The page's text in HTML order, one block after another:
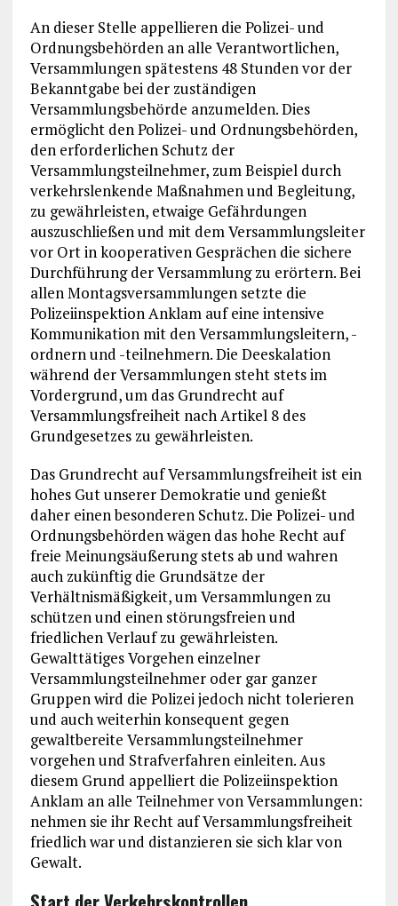
An dieser Stelle appellieren die Polizei- und
Ordnungsbehörden an alle Verantwortlichen,
Versammlungen spätestens 48 Stunden vor der
Bekanntgabe bei der zuständigen
Versammlungsbehörde anzumelden. Dies
ermöglicht den Polizei- und Ordnungsbehörden,
den erforderlichen Schutz der
Versammlungsteilnehmer, zum Beispiel durch
verkehrslenkende Maßnahmen und Begleitung,
zu gewährleisten, etwaige Gefährdungen
auszuschließen und mit dem Versammlungsleiter
vor Ort in kooperativen Gesprächen die sichere
Durchführung der Versammlung zu erörtern. Bei
allen Montagsversammlungen setzte die
Polizeiinspektion Anklam auf eine intensive
Kommunikation mit den Versammlungsleitern, -
ordnern und -teilnehmern. Die Deeskalation
während der Versammlungen steht stets im
Vordergrund, um das Grundrecht auf
Versammlungsfreiheit nach Artikel 8 des
Grundgesetzes zu gewährleisten.
Das Grundrecht auf Versammlungsfreiheit ist ein
hohes Gut unserer Demokratie und genießt
daher einen besonderen Schutz. Die Polizei- und
Ordnungsbehörden wägen das hohe Recht auf
freie Meinungsäußerung stets ab und wahren
auch zukünftig die Grundsätze der
Verhältnismäßigkeit, um Versammlungen zu
schützen und einen störungsfreien und
friedlichen Verlauf zu gewährleisten.
Gewalttätiges Vorgehen einzelner
Versammlungsteilnehmer oder gar ganzer
Gruppen wird die Polizei jedoch nicht tolerieren
und auch weiterhin konsequent gegen
gewaltbereite Versammlungsteilnehmer
vorgehen und Strafverfahren einleiten. Aus
diesem Grund appelliert die Polizeiinspektion
Anklam an alle Teilnehmer von Versammlungen:
nehmen sie ihr Recht auf Versammlungsfreiheit
friedlich war und distanzieren sie sich klar von
Gewalt.